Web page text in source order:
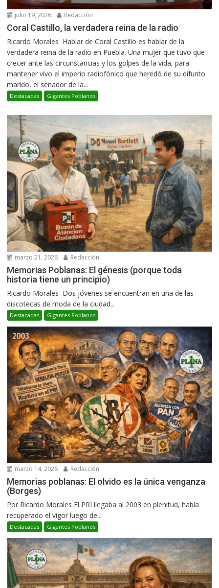
julio 19, 2026 Redacción
Coral Castillo, la verdadera reina de la radio
Ricardo Morales Hablar de Coral Castillo es hablar de la
verdadera reina de la radio en Puebla. Una mujer que tuvo que
crecer ante las circunstancias y los golpes de la vida, para
mantener vivo el imperio radiofónico que heredó de su difunto
marido, el senador de la...
Destacadas Gigantes Poblanos
marzo 21, 2026 Redacción
Memorias Poblanas: El génesis (porque toda
historia tiene un principio)
Ricardo Morales Dos jóvenes se encuentran en una de las
discotecas de moda de la ciudad...
Destacadas Gigantes Poblanos
marzo 14, 2026 Redacción
Memorias poblanas: El olvido es la única venganza
(Borges)
Por Ricardo Morales El PRI llegaba al 2003 en plenitud, había
recuperado el vigor luego de...
Destacadas Gigantes Poblanos